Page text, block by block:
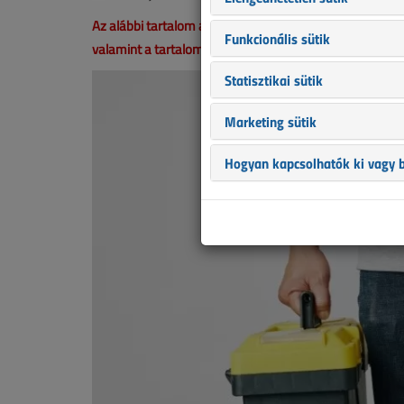
Az alábbi tartalom archív, 6 éve frissült utoljára. A
valamint a tartalom helyenként hiányos lehet (képek,
Funkcionális sütik
Statisztikai sütik
Marketing sütik
Hogyan kapcsolhatók ki vagy